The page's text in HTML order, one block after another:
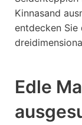
Kinnasand
entdecken Sie
Edle